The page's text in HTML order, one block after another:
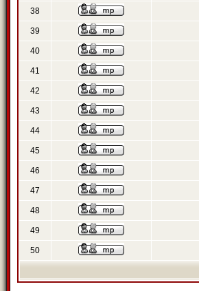
38
39
40
41
42
43
44
45
46
47
48
49
50